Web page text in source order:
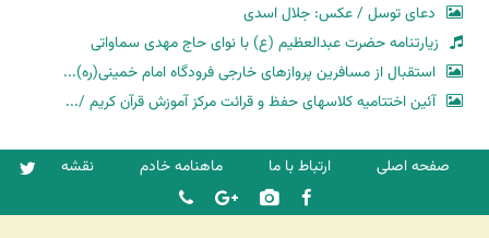
دعای توسل / عکس: جلال اسدی
زیارتنامه حضرت عبدالعظیم (ع) با نوای حاج مهدی سماواتی
استقبال از مسافرین پروازهای خارجی فرودگاه امام خمینی(ره)...
آئین اختتامیه کلاسهای حفظ و قرائت مرکز آموزش قرآن کریم /...
صفحه اصلی ارتباط با ما ماهنامه خادم نقشه